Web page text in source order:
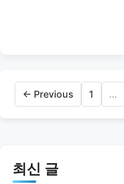
← Previous Page
1 …
최신 글